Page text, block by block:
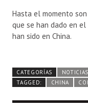
Hasta el momento
que se han dado en
han sido en China.
CATEGORÍAS
NOTICIAS
TAGGED:
CHINA